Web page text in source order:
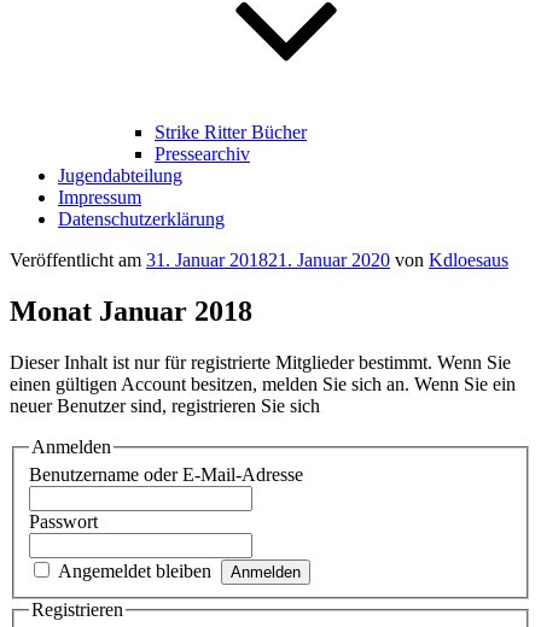
Strike Ritter Bücher
Pressearchiv
Jugendabteilung
Impressum
Datenschutzerklärung
Veröffentlicht am 31. Januar 201821. Januar 2020 von Kdloesaus
Monat Januar 2018
Dieser Inhalt ist nur für registrierte Mitglieder bestimmt. Wenn Sie
einen gültigen Account besitzen, melden Sie sich an. Wenn Sie ein
neuer Benutzer sind, registrieren Sie sich
Anmelden
Benutzername oder E-Mail-Adresse
Passwort
Angemeldet bleiben
Registrieren